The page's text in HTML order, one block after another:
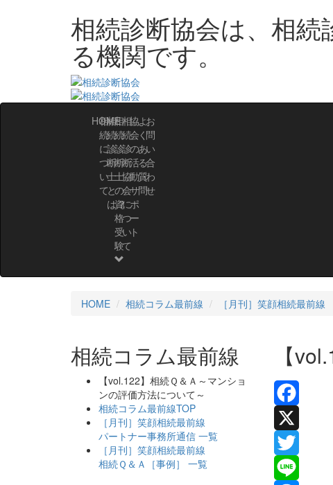
相続診断協会は、相
る機関です。
HOME
相
続
に
つ
い
て
相
続
診
断
士
と
は？
相
続
診
断
士
の
資
格
受
験
相
続
診
断
協
会
に
つ
い
て
協
会
の
活
動・
サ
ポ
ー
ト
よ
く
あ
る
質
問
お
問
い
合
わ
せ
HOME 相続コラム最前線 ［月刊］笑顔相続最前線
【
Facebook
X
Twitter
相続コラム最前線
【vol.122】相続Ｑ＆Ａ～マンショ
ンの評価方法について～
相続コラム最前線TOP
［月刊］笑顔相続最前線
パートナー事務所通信 一覧
［月刊］笑顔相続最前線
相続Ｑ＆Ａ［事例］ 一覧